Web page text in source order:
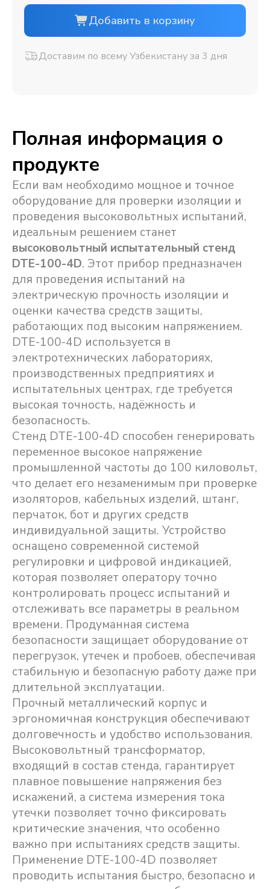
Добавить в корзину
Доставим по всему Узбекистану за 3 дня
Полная информация о
продукте
Если вам необходимо мощное и точное
оборудование для проверки изоляции и
проведения высоковольтных испытаний,
идеальным решением станет
высоковольтный испытательный стенд
DTE-100-4D. Этот прибор предназначен
для проведения испытаний на
электрическую прочность изоляции и
оценки качества средств защиты,
работающих под высоким напряжением.
DTE-100-4D используется в
электротехнических лабораториях,
производственных предприятиях и
испытательных центрах, где требуется
высокая точность, надёжность и
безопасность.
Стенд DTE-100-4D способен генерировать
переменное высокое напряжение
промышленной частоты до 100 киловольт,
что делает его незаменимым при проверке
изоляторов, кабельных изделий, штанг,
перчаток, бот и других средств
индивидуальной защиты. Устройство
оснащено современной системой
регулировки и цифровой индикацией,
которая позволяет оператору точно
контролировать процесс испытаний и
отслеживать все параметры в реальном
времени. Продуманная система
безопасности защищает оборудование от
перегрузок, утечек и пробоев, обеспечивая
стабильную и безопасную работу даже при
длительной эксплуатации.
Прочный металлический корпус и
эргономичная конструкция обеспечивают
долговечность и удобство использования.
Высоковольтный трансформатор,
входящий в состав стенда, гарантирует
плавное повышение напряжения без
искажений, а система измерения тока
утечки позволяет точно фиксировать
критические значения, что особенно
важно при испытаниях средств защиты.
Применение DTE-100-4D позволяет
проводить испытания быстро, безопасно и